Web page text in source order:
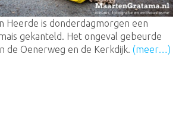
Heerde is donderdagmorgen een
gekanteld. Het ongeval gebeurde
de Oenerweg en de Kerkdijk. (meer…)